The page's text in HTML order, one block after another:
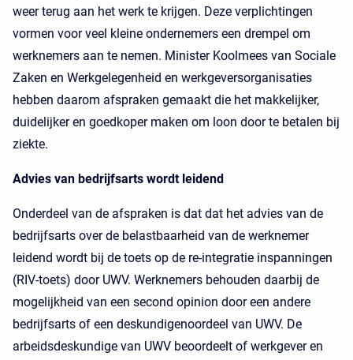
weer terug aan het werk te krijgen. Deze verplichtingen
vormen voor veel kleine ondernemers een drempel om
werknemers aan te nemen. Minister Koolmees van Sociale
Zaken en Werkgelegenheid en werkgeversorganisaties
hebben daarom afspraken gemaakt die het makkelijker,
duidelijker en goedkoper maken om loon door te betalen bij
ziekte.
Advies van bedrijfsarts wordt leidend
Onderdeel van de afspraken is dat dat het advies van de
bedrijfsarts over de belastbaarheid van de werknemer
leidend wordt bij de toets op de re-integratie inspanningen
(RIV-toets) door UWV. Werknemers behouden daarbij de
mogelijkheid van een second opinion door een andere
bedrijfsarts of een deskundigenoordeel van UWV. De
arbeidsdeskundige van UWV beoordeelt of werkgever en